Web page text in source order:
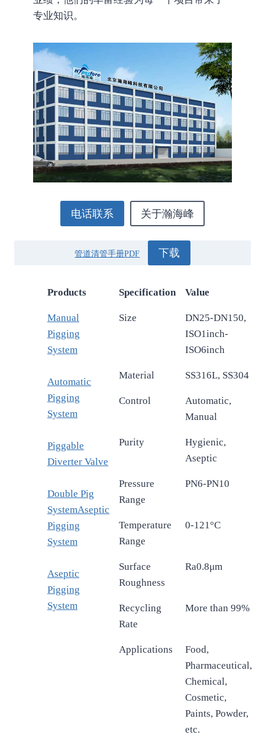
专业知识。
电话联系 关于瀚海峰
管道清管手册PDF 下载
Products Specification Value
Manual
Pigging
System
Automatic
Pigging
System
Piggable
Diverter Valve
Double Pig
SystemAseptic
Pigging
System
Aseptic
Pigging
System
Size
DN25-DN150,
ISO1inch-
ISO6inch
Material SS316L, SS304
Control
Automatic,
Manual
Purity
Hygienic,
Aseptic
Pressure
Range
PN6-PN10
Temperature
Range
0-121°C
Surface
Roughness
Ra0.8μm
Recycling
Rate
More than 99%
Applications
Food,
Pharmaceutical,
Chemical,
Cosmetic,
Paints, Powder,
etc.